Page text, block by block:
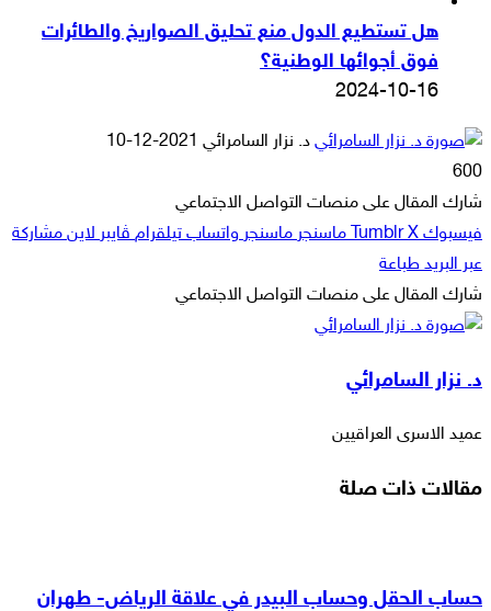
هل تستطيع الدول منع تحليق الصواريخ والطائرات
فوق أجوائها الوطنية؟
2024-10-16
د. نزار السامرائي أرسل
إلكترونيا
2021-12-10
600
شارك المقال على منصات التواصل الاجتماعي
فيسبوك ‫X ماسنجر ماسنجر واتساب تيلقرام ڤايبر لاين مشاركة
عبر البريد طباعة
شارك المقال على منصات التواصل الاجتماعي
فيسبوك
‫X
ماسنجر
ماسنجر
واتساب
تيلقرام
ڤايبر
لاين
مشاركة
البريد
طباعة
د. نزار السامرائي
عميد الاسرى العراقيين
مقالات ذات صلة
حساب الحقل وحساب البيدر في علاقة الرياض- طهران